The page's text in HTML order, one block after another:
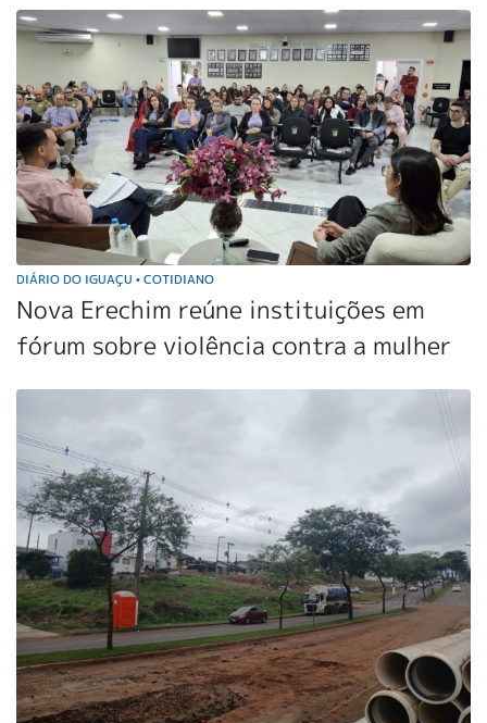
DIÁRIO DO IGUAÇU • COTIDIANO
Nova Erechim reúne instituições em
fórum sobre violência contra a mulher